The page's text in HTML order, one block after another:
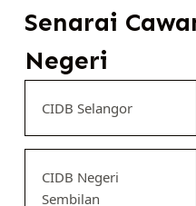
Senarai
Negeri
CIDB Selangor
CIDB Negeri
Sembilan